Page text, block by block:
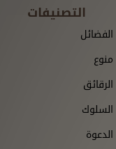
التصنيفات
الفضائل
منوع
الرقائق
السلوك
الدعوة